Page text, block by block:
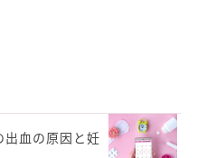
出血の原因と妊